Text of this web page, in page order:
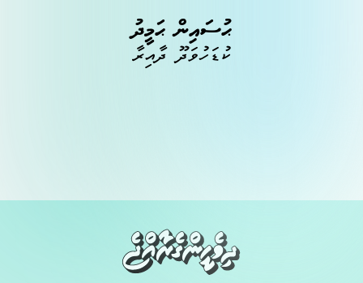
ޙުސައިން ޙަމީދު
ކުޑަހުވަދޫ ދާއިރާ